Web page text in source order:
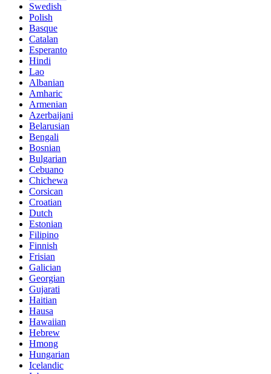
Swedish
Polish
Basque
Catalan
Esperanto
Hindi
Lao
Albanian
Amharic
Armenian
Azerbaijani
Belarusian
Bengali
Bosnian
Bulgarian
Cebuano
Chichewa
Corsican
Croatian
Dutch
Estonian
Filipino
Finnish
Frisian
Galician
Georgian
Gujarati
Haitian
Hausa
Hawaiian
Hebrew
Hmong
Hungarian
Icelandic